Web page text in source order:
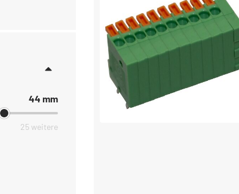
44 mm
25 weitere